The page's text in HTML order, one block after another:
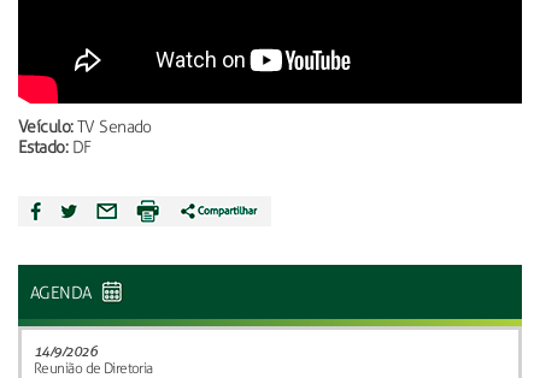
Veículo:TV Senado
Estado:DF
AGENDA
14/9/2026
Reunião de Diretoria